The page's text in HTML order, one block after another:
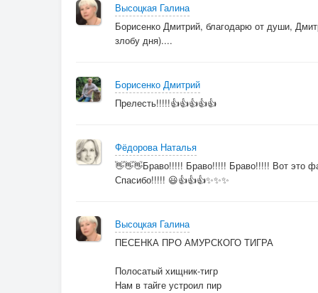
Ищет новый бенефис!
[end]
Высоцкая Галина
Борисенко Дмитрий, благодарю от души,
злобу дня)....
Борисенко Дмитрий
Прелесть!!!!!👍👍👍👍👍
Фёдорова Наталья
👋👋👋Браво!!!!! Браво!!!!! Браво!!!!! Вот это
Спасибо!!!!! 😃👍👍👍✨✨✨
Высоцкая Галина
ПЕСЕНКА ПРО АМУРСКОГО ТИГРА
Полосатый хищник-тигр
Нам в тайге устроил пир